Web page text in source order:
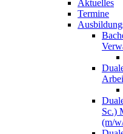
Aktuelles
Termine
Sc.)
(m/